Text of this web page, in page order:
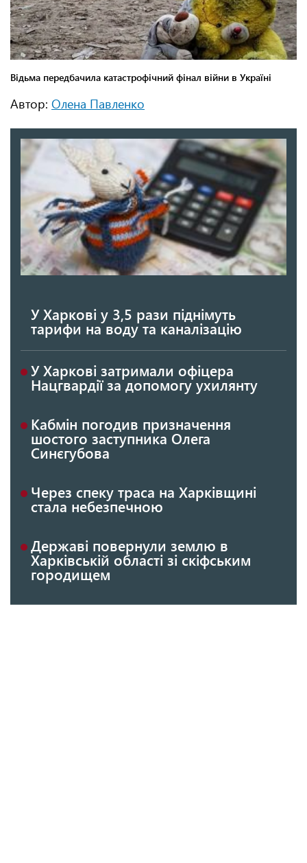
Автор: Олена Павленко
У Харкові у 3,5 рази піднімуть
тарифи на воду та каналізацію
У Харкові затримали офіцера
Нацгвардії за допомогу ухилянту
Кабмін погодив призначення
шостого заступника Олега
Синєгубова
Через спеку траса на Харківщині
стала небезпечною
Державі повернули землю в
Харківській області зі скіфським
городищем